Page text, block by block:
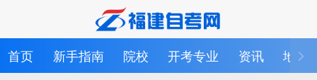
首页 新手指南 院校 开考专业 资讯 地区